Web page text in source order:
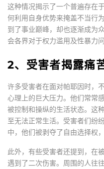
这种情况揭示了一个普遍存在
何利用自身优势来掩盖不当行
到了事业巅峰，却也逐渐成为
会各界对于权力滥用及性暴力
2、受害者揭露痛
许多受害者在面对帕耶因时，
心理上的巨大压力。他们常常
被控制和操纵的生活状态。这
至无法正常生活。受害者们纷
中，他们被剥夺了自由选择权
此外，有些受害者还提到，在
遇到了二次伤害。周围的人往